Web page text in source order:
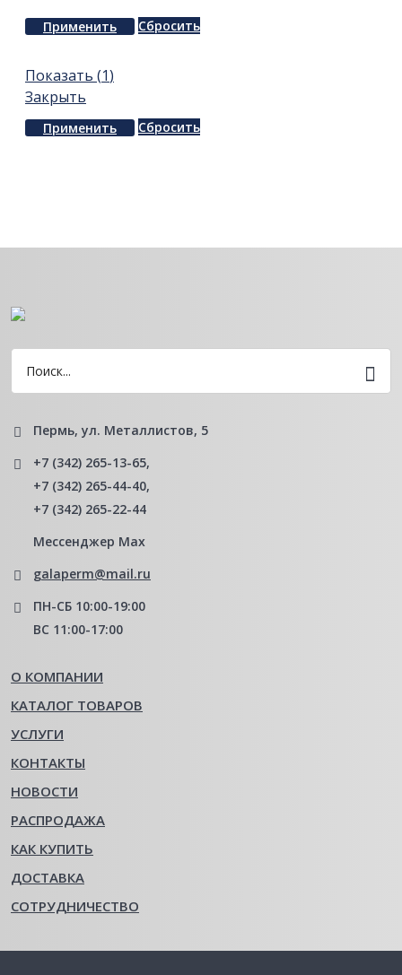
Применить Сбросить
Показать (1)
Закрыть
Применить Сбросить
Пермь, ул. Металлистов, 5
+7 (342) 265-13-65,
+7 (342) 265-44-40,
+7 (342) 265-22-44
Мессенджер Мах
galaperm@mail.ru
ПН-СБ 10:00-19:00
ВС 11:00-17:00
О КОМПАНИИ
КАТАЛОГ ТОВАРОВ
УСЛУГИ
КОНТАКТЫ
НОВОСТИ
РАСПРОДАЖА
КАК КУПИТЬ
ДОСТАВКА
СОТРУДНИЧЕСТВО